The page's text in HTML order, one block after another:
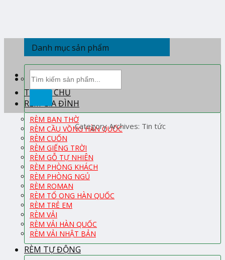
TRANG CHỦ
RÈM GIA ĐÌNH
RÈM BAN THỜ
RÈM CẦU VỒNG HÀN QUỐC
RÈM CUỐN
RÈM GIẾNG TRỜI
RÈM GỖ TỰ NHIÊN
RÈM PHÒNG KHÁCH
RÈM PHÒNG NGỦ
RÈM ROMAN
RÈM TỔ ONG HÀN QUỐC
RÈM TRẺ EM
RÈM VẢI
RÈM VẢI HÀN QUỐC
RÈM VẢI NHẬT BẢN
RÈM TỰ ĐỘNG
Danh mục sản phẩm
kiếm:
Category Archives: Tin tức